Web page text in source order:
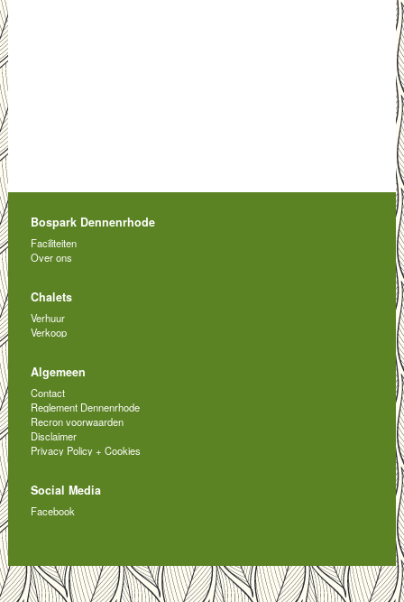
Bospark Dennenrhode
Faciliteiten
Over ons
Chalets
Verhuur
Verkoop
Algemeen
Contact
Reglement Dennenrhode
Recron voorwaarden
Disclaimer
Privacy Policy + Cookies
Social Media
Facebook